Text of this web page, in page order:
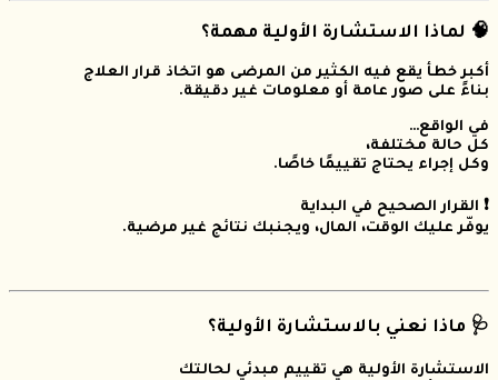
🧠 لماذا الاستشارة الأولية مهمة؟
أكبر خطأ يقع فيه الكثير من المرضى هو اتخاذ قرار العلاج
بناءً على صور عامة أو معلومات غير دقيقة.
في الواقع…
كل حالة مختلفة،
وكل إجراء يحتاج تقييمًا خاصًا.
❗ القرار الصحيح في البداية
يوفّر عليك الوقت، المال، ويجنبك نتائج غير مرضية.
🩺 ماذا نعني بالاستشارة الأولية؟
الاستشارة الأولية هي تقييم مبدئي لحالتك